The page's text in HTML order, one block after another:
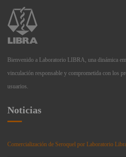
Bienvenido a Laboratorio LIBRA, una dinámica
vinculación responsable y comprometida con los
usuarios.
Noticias
Comercialización de Seroquel por Laboratorio